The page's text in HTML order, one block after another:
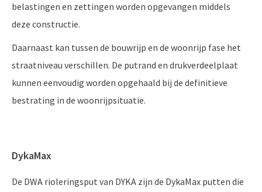
belastingen en zettingen worden opgevangen middels
deze constructie.
Daarnaast kan tussen de bouwrijp en de woonrijp fase het
straatniveau verschillen. De putrand en drukverdeelplaat
kunnen eenvoudig worden opgehaald bij de definitieve
bestrating in de woonrijpsituatie.
DykaMax
De DWA rioleringsput van DYKA zijn de DykaMax putten die